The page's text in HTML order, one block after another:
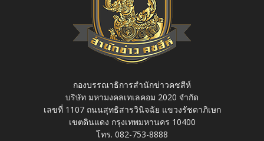
กองบรรณาธิการสำนักข่าวคชสีห์
บริษัท มหามงคลเทเลคอม 2020 จำกัด
เลขที่ 1107 ถนนสุทธิสารวินิจฉัย แขวงรัชดาภิเษก
เขตดินแดง กรุงเทพมหานคร 10400
โทร. 082-753-8888